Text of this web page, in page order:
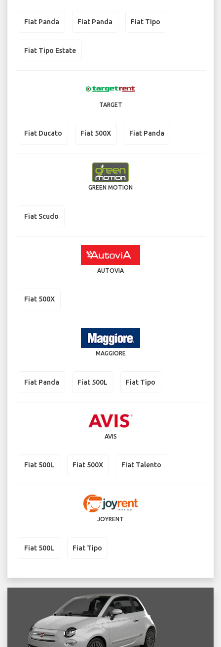
Fiat Panda Fiat Panda Fiat Tipo
Fiat Tipo Estate
TARGET
Fiat Ducato Fiat 500X Fiat Panda
GREEN MOTION
Fiat Scudo
AUTOVIA
Fiat 500X
MAGGIORE
Fiat Panda Fiat 500L Fiat Tipo
AVIS
Fiat 500L Fiat 500X Fiat Talento
JOYRENT
Fiat 500L Fiat Tipo